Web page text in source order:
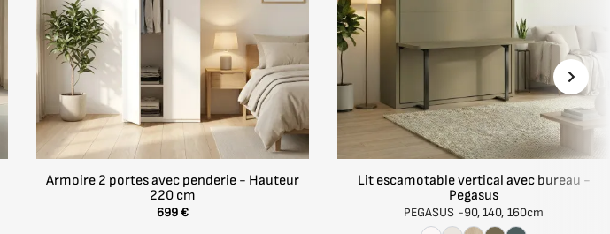
Armoire 2 portes avec penderie - Hauteur
220 cm
699 €
Lit escamotable vertical avec bureau -
Pegasus
PEGASUS -90, 140, 160cm